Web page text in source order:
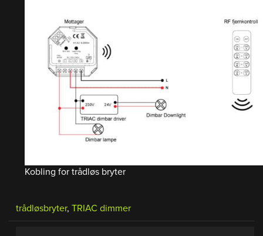
Kobling for trådløs bryter
trådløsbryter, TRIAC dimmer